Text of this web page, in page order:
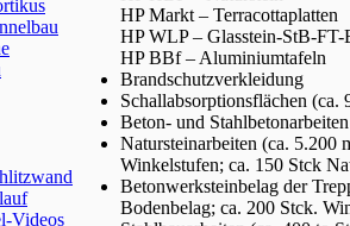
Videos
HP Markt – Terracottaplatten
HP WLP – Glasstein-StB-FT-
HP BBf – Aluminiumtafeln
Brandschutzverkleidung
Schallabsorptionsflächen (ca.
Beton- und
Natursteinarbeiten (ca. 5.200
Winkelstufen; ca. 150 Stck
Betonwerksteinbelag der
Bodenbelag; ca. 200 Stck.